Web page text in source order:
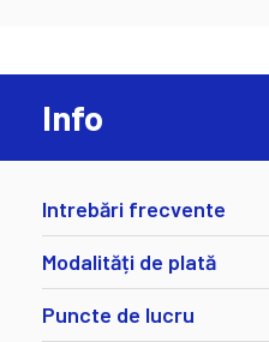
Info
Intrebări frecvente
Modalități de plată
Puncte de lucru